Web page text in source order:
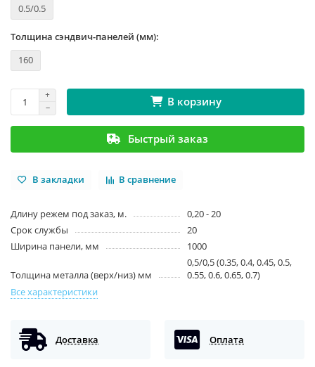
0.5/0.5
Толщина сэндвич-панелей (мм):
160
В корзину
Быстрый заказ
В закладки В сравнение
Длину режем под заказ, м.
0,20 - 20
Срок службы
20
Ширина панели, мм
1000
Толщина металла (верх/низ) мм
0,5/0,5 (0.35, 0.4, 0.45, 0.5,
0.55, 0.6, 0.65, 0.7)
Все характеристики
Доставка Оплата